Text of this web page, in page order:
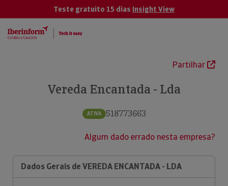
Teste gratuito 15 dias Insight View
Partilhar
Vereda Encantada - Lda
ATIVA 518773663
Algum dado errado nesta empresa?
Dados Gerais de VEREDA ENCANTADA - LDA